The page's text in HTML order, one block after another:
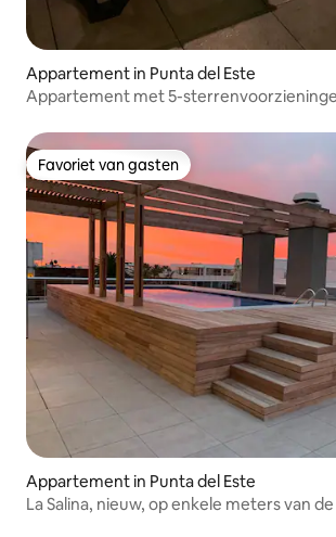
Appartement in Punta del Este
Appartement met 5-
Favoriet van gasten
Favoriet van gasten
Appartement in Punta del Este
La Salina, nieuw, op enkele meters van